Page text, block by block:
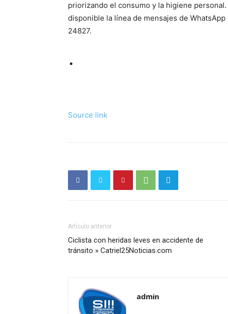
priorizando el consumo y la higiene
disponible la línea de mensajes de
24827.
Source link
Artículo anterior
Ciclista con heridas leves en accidente de
tránsito » Catriel25Noticias.com
admin